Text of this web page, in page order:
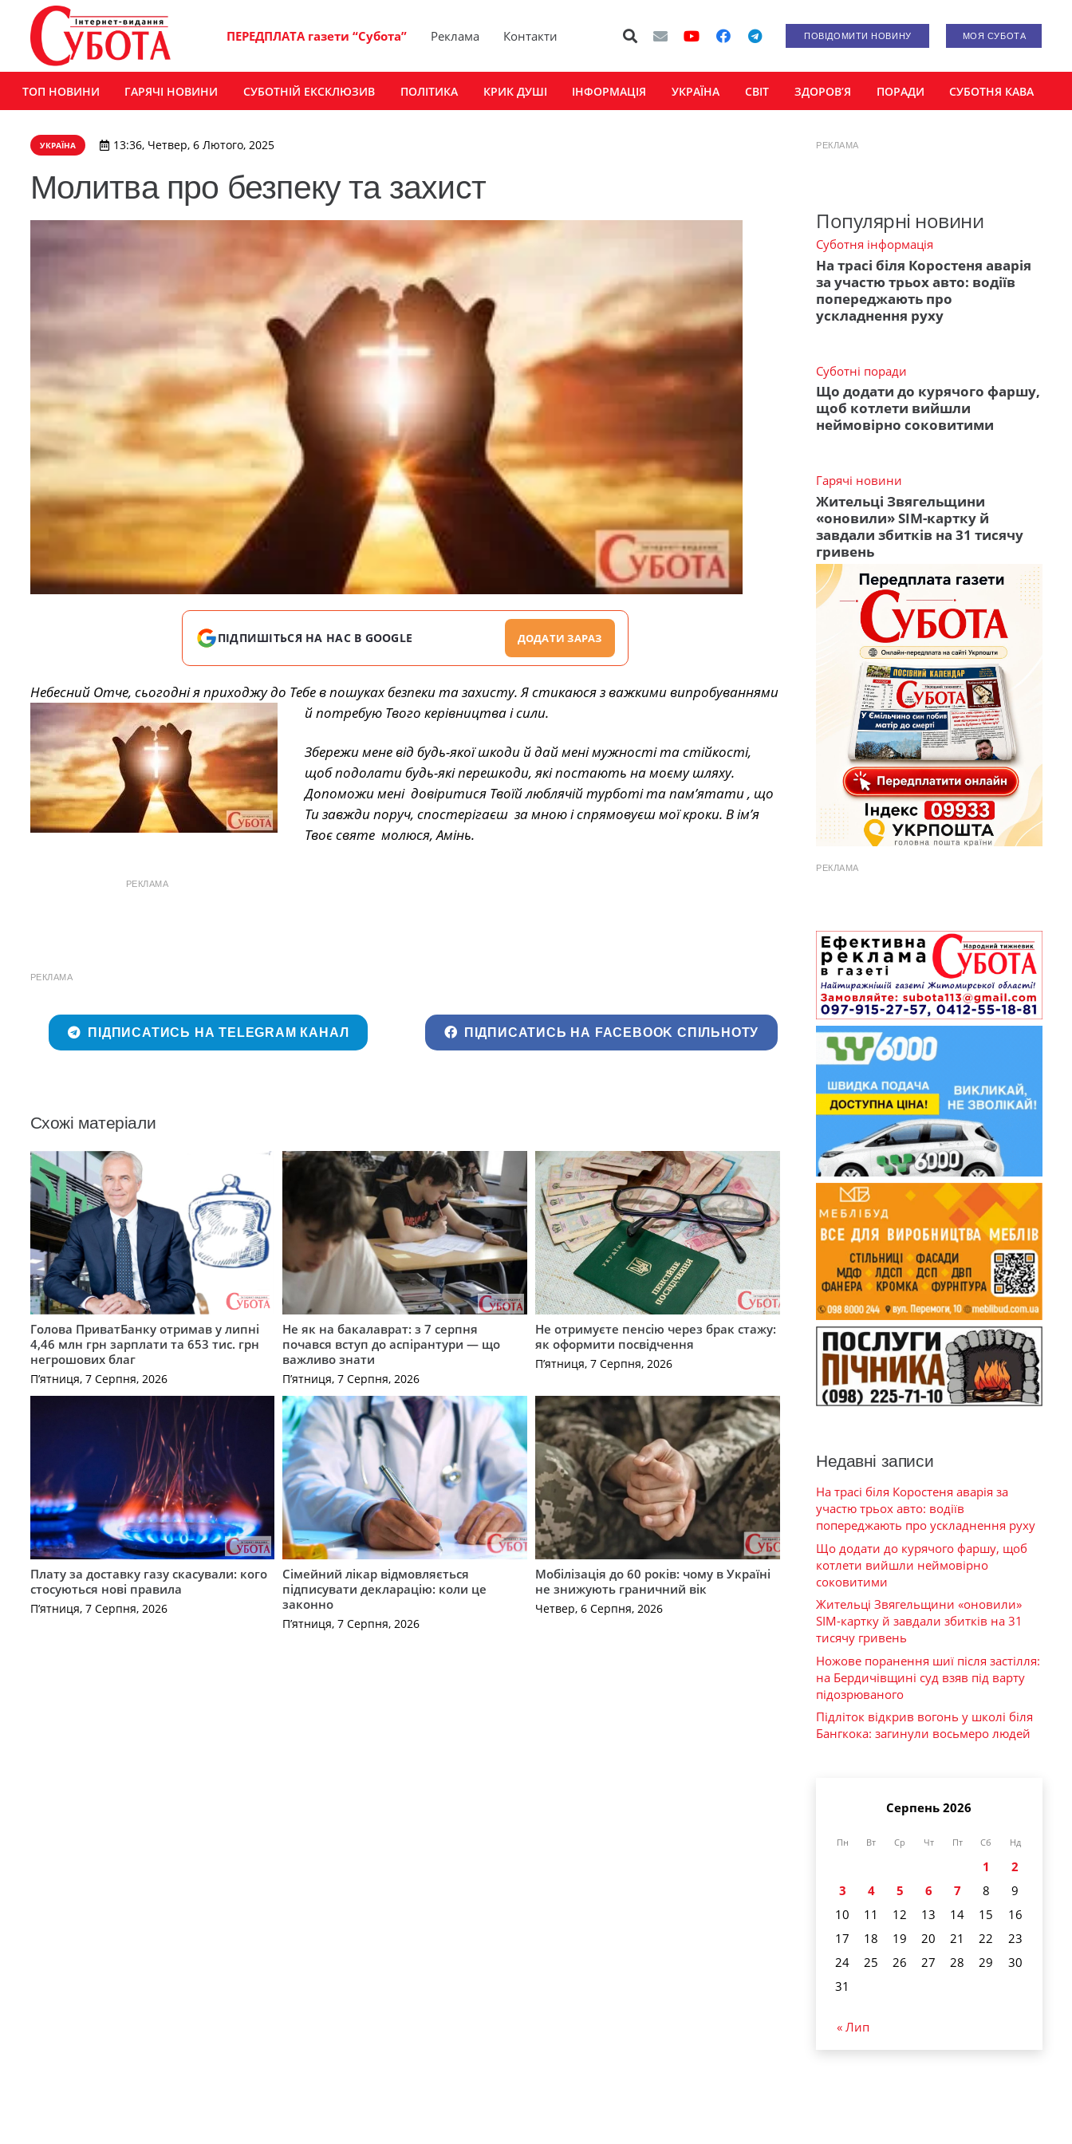
ПЕРЕДПЛАТА газети “Субота” Реклама Контакти ПОВІДОМИТИ НОВИНУ МОЯ СУБОТА
ТОП НОВИНИ ГАРЯЧІ НОВИНИ СУБОТНІЙ ЕКСКЛЮЗИВ ПОЛІТИКА КРИК ДУШІ ІНФОРМАЦІЯ УКРАЇНА СВІТ ЗДОРОВ’Я ПОРАДИ СУБОТНЯ КАВА
УКРАЇНА 13:36, Четвер, 6 Лютого, 2025
Молитва про безпеку та захист
ПІДПИШІТЬСЯ НА НАС В GOOGLE ДОДАТИ ЗАРАЗ
Небесний Отче, сьогодні я приходжу до Тебе в пошуках безпеки та захисту. Я стикаюся з важкими випробуваннями
й потребую Твого керівництва і сили.
Збережи мене від будь-якої шкоди й дай мені мужності та стійкості,
щоб подолати будь-які перешкоди, які постають на моєму шляху.
Допоможи мені довіритися Твоїй люблячій турботі та пам’ятати , що
Ти завжди поруч, спостерігаєш за мною і спрямовуєш мої кроки. В ім’я
Твоє святе молюся, Амінь.
РЕКЛАМА
РЕКЛАМА
ПІДПИСАТИСЬ НА TELEGRAM КАНАЛ ПІДПИСАТИСЬ НА FACEBOOK СПІЛЬНОТУ
Схожі матеріали
Голова ПриватБанку отримав у липні
4,46 млн грн зарплати та 653 тис. грн
негрошових благ
П’ятниця, 7 Серпня, 2026
Не як на бакалаврат: з 7 серпня
почався вступ до аспірантури — що
важливо знати
П’ятниця, 7 Серпня, 2026
Не отримуєте пенсію через брак стажу:
як оформити посвідчення
П’ятниця, 7 Серпня, 2026
Плату за доставку газу скасували: кого
стосуються нові правила
П’ятниця, 7 Серпня, 2026
Сімейний лікар відмовляється
підписувати декларацію: коли це
законно
П’ятниця, 7 Серпня, 2026
Мобілізація до 60 років: чому в Україні
не знижують граничний вік
Четвер, 6 Серпня, 2026
РЕКЛАМА
Популярні новини
Суботня інформація
На трасі біля Коростеня аварія
за участю трьох авто: водіїв
попереджають про
ускладнення руху
Суботні поради
Що додати до курячого фаршу,
щоб котлети вийшли
неймовірно соковитими
Гарячі новини
Жительці Звягельщини
«оновили» SIM-картку й
завдали збитків на 31 тисячу
гривень
РЕКЛАМА
Недавні записи
На трасі біля Коростеня аварія за
участю трьох авто: водіїв
попереджають про ускладнення руху
Що додати до курячого фаршу, щоб
котлети вийшли неймовірно
соковитими
Жительці Звягельщини «оновили»
SIM-картку й завдали збитків на 31
тисячу гривень
Ножове поранення шиї після застілля:
на Бердичівщині суд взяв під варту
підозрюваного
Підліток відкрив вогонь у школі біля
Бангкока: загинули восьмеро людей
Серпень 2026
Пн Вт Ср Чт Пт Сб Нд
1
2
3
4 5 6 7 8
9
10
11 12 13 14 15
16
17
18 19 20 21 22
23
24
25 26 27 28 29
30
31
« Лип